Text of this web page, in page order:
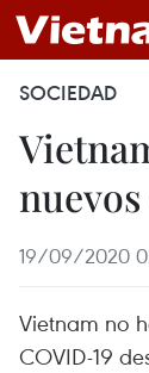
SOCIEDAD
19/09/2020
Vietnam no
COVID-19